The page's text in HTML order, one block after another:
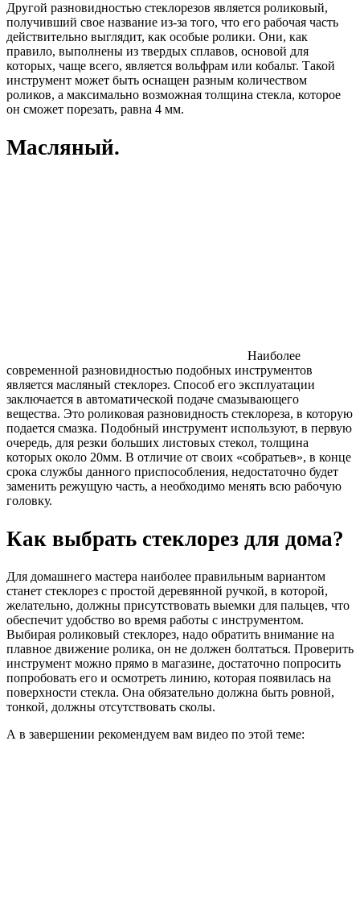
Другой разновидностью стеклорезов является роликовый,
получивший свое название из-за того, что его рабочая часть
действительно выглядит, как особые ролики. Они, как
правило, выполнены из твердых сплавов, основой для
которых, чаще всего, является вольфрам или кобальт. Такой
инструмент может быть оснащен разным количеством
роликов, а максимально возможная толщина стекла, которое
он сможет порезать, равна 4 мм.
Масляный.
Наиболее
современной разновидностью подобных инструментов
является масляный стеклорез. Способ его эксплуатации
заключается в автоматической подаче смазывающего
вещества. Это роликовая разновидность стеклореза, в которую
подается смазка. Подобный инструмент используют, в первую
очередь, для резки больших листовых стекол, толщина
которых около 20мм. В отличие от своих «собратьев», в конце
срока службы данного приспособления, недостаточно будет
заменить режущую часть, а необходимо менять всю рабочую
головку.
Как выбрать стеклорез для дома?
Для домашнего мастера наиболее правильным вариантом
станет стеклорез с простой деревянной ручкой, в которой,
желательно, должны присутствовать выемки для пальцев, что
обеспечит удобство во время работы с инструментом.
Выбирая роликовый стеклорез, надо обратить внимание на
плавное движение ролика, он не должен болтаться. Проверить
инструмент можно прямо в магазине, достаточно попросить
попробовать его и осмотреть линию, которая появилась на
поверхности стекла. Она обязательно должна быть ровной,
тонкой, должны отсутствовать сколы.
А в завершении рекомендуем вам видео по этой теме: